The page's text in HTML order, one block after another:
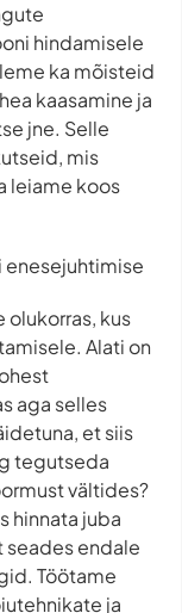
hindamisele
ka mõisteid
kaasamine ja
jne. Selle
mis
leiame koos
enesejuhtimise
olukorras, kus
Alati on
aga selles
et siis
tegutseda
vältides?
hinnata juba
endale
Töötame
ja